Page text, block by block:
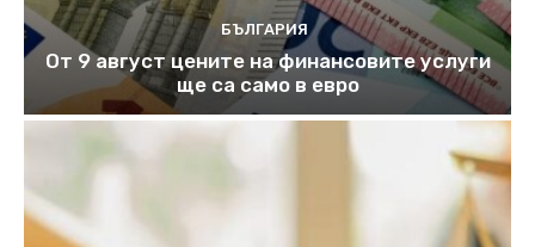
БЪЛГАРИЯ
От 9 август цените на финансовите услуги
ще са само в евро